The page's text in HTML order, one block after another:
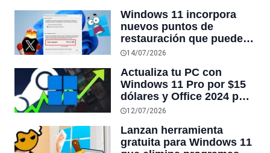
web
Windows 11 incorpora
nuevos puntos de
restauración que pueden
escribir hasta 50GB en el
la comunidad aclara el
malentendido
14/07/2026
Actualiza tu PC con
Windows 11 Pro por $15
dólares y Office 2024 por
$19 en las Summer Sale
12/07/2026
Lanzan herramienta
gratuita para Windows 11